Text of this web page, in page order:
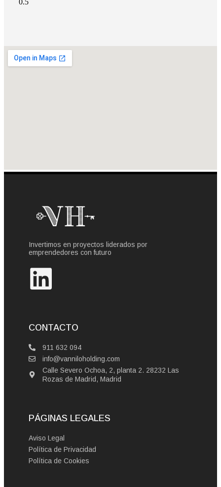
Invertimos en proyectos liderados por
emprendedores con futuro
CONTACTO
911 632 094
info@vanniloholding.com
Calle Severo Ochoa, 2, planta 2. 28232 Las
Rozas de Madrid, Madrid
PÁGINAS LEGALES
Aviso Legal
Política de Privacidad
Política de Cookies